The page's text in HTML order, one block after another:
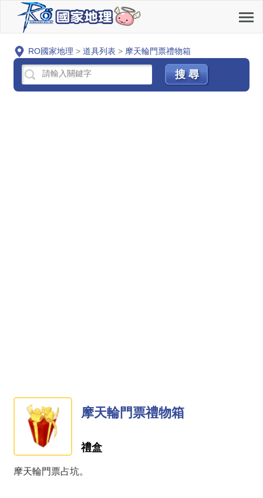
RO國家地理 > 道具列表 > 摩天輪門票禮物箱
摩天輪門票禮物箱
禮盒
摩天輪門票占坑。